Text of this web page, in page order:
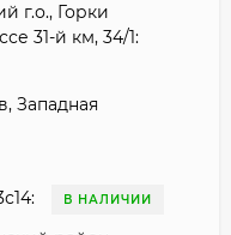
г.о., Горки
31-й км, 34/1:
Западная
В НАЛИЧИИ